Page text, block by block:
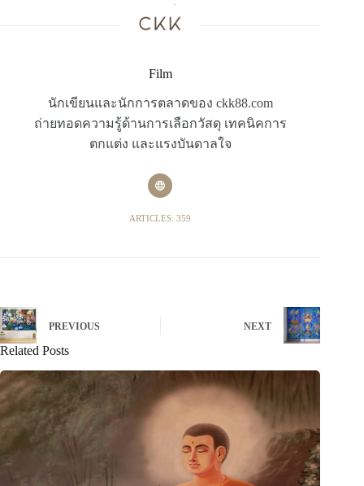
Film
นักเขียนและนักการตลาดของ ckk88.com
ถ่ายทอดความรู้ด้านการเลือกวัสดุ เทคนิคการ
ตกแต่ง และแรงบันดาลใจ
ARTICLES: 359
PREVIOUS NEXT
Related Posts